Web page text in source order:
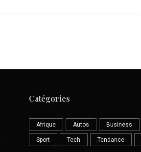
Catégories
Afrique Autos Business
Sport Tech Tendance